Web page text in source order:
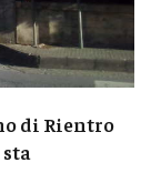
di Rientro